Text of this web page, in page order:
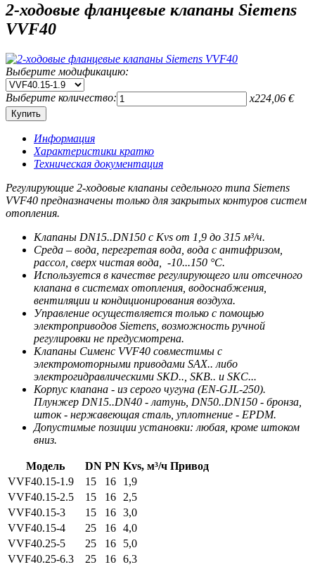
2-ходовые фланцевые клапаны Siemens
VVF40
Выберите модификацию:
Выберите количество: x224,06 €
Информация
Характеристики кратко
Техническая документация
Регулирующие 2-ходовые клапаны седельного типа Siemens
VVF40 предназначены только для закрытых контуров систем
отопления.
Клапаны DN15..DN150 c Kvs от 1,9 до 315 м³/ч.
Среда – вода, перегретая вода, вода с антифризом,
рассол, сверх чистая вода, -10...150 °C.
Используется в качестве регулирующего или отсечного
клапана в системах отопления, водоснабжения,
вентиляции и кондиционирования воздуха.
Управление осуществляется только с помощью
электроприводов Siemens, возможность ручной
регулировки не предусмотрена.
Клапаны Сименс VVF40 совместимы с
электромоторными приводами SAX.. либо
электрогидравлическими SKD.., SKB.. и SKC...
Корпус клапана - из серого чугуна (EN-GJL-250).
Плунжер DN15..DN40 - латунь, DN50..DN150 - бронза,
шток - нержавеющая сталь, уплотнение - EPDM.
Допустимые позиции установки: любая, кроме штоком
вниз.
Модель DN PN Kvs, м³/ч Привод
VVF40.15-1.9
15 16 1,9
VVF40.15-2.5 15 16
2,5
VVF40.15-3
15 16 3,0
VVF40.15-4
25 16 4,0
VVF40.25-5
25 16
5,0
VVF40.25-6.3
25 16 6,3